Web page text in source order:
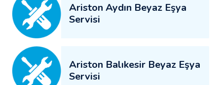
Ariston Aydın Beyaz Eşya
Servisi
Ariston Balıkesir Beyaz Eşya
Servisi